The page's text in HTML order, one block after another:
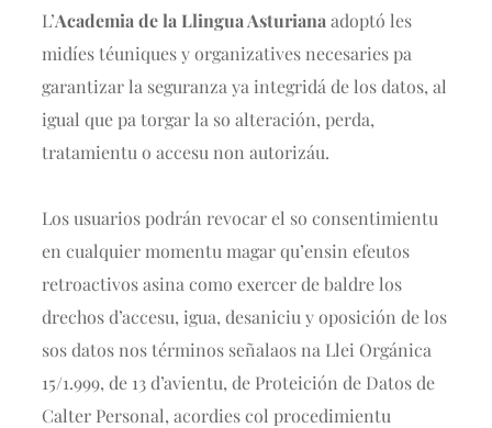
L’Academia de la Llingua Asturiana adoptó les
midíes téuniques y organizatives necesaries pa
garantizar la seguranza ya integridá de los datos, al
igual que pa torgar la so alteración, perda,
tratamientu o accesu non autorizáu.
Los usuarios podrán revocar el so consentimientu
en cualquier momentu magar qu’ensin efeutos
retroactivos asina como exercer de baldre los
drechos d’accesu, igua, desaniciu y oposición de los
sos datos nos términos señalaos na Llei Orgánica
15/1.999, de 13 d’avientu, de Proteición de Datos de
Calter Personal, acordies col procedimientu